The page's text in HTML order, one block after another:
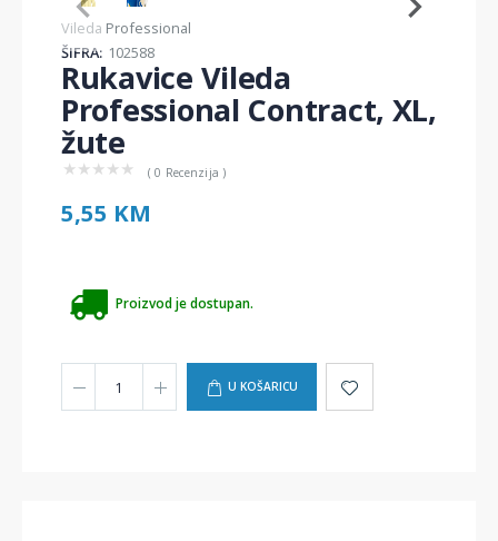
Item
1
of
2
Vileda Professional
ŠIFRA: 102588
Rukavice Vileda
Professional Contract, XL,
žute
★ ★ ★ ★ ★ ( 0 Recenzija )
5,55 KM
Proizvod je dostupan.
U KOŠARICU